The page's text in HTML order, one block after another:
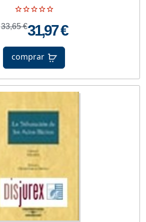
33,65 €31,97 €
comprar